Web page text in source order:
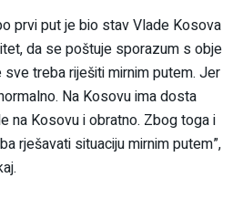
prvi put je bio stav Vlade Kosova
da se poštuje sporazum s obje
treba riješiti mirnim putem. Jer
Na Kosovu ima dosta
na Kosovu i obratno. Zbog toga i
rješavati situaciju mirnim putem”,